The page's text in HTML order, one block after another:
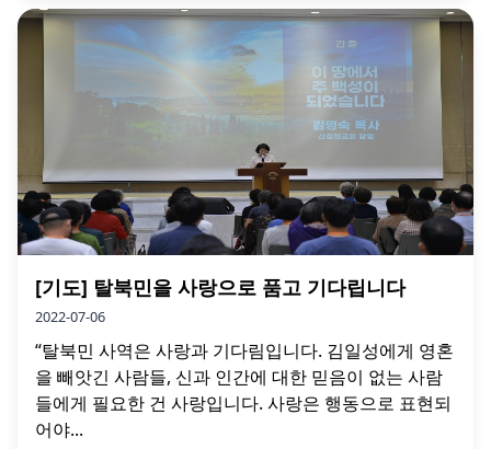
[기도] 탈북민을 사랑으로 품고 기다립니다
2022-07-06
“탈북민 사역은 사랑과 기다림입니다. 김일성에게 영혼
을 빼앗긴 사람들, 신과 인간에 대한 믿음이 없는 사람
들에게 필요한 건 사랑입니다. 사랑은 행동으로 표현되
어야...